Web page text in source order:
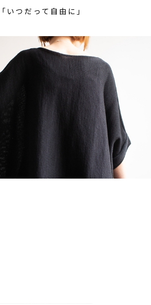
「いつだって自由に」